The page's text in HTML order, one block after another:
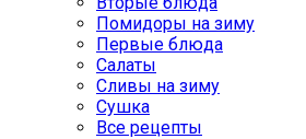
Помидоры на зиму
Первые блюда
Салаты
Сливы на зиму
Сушка
Все рецепты